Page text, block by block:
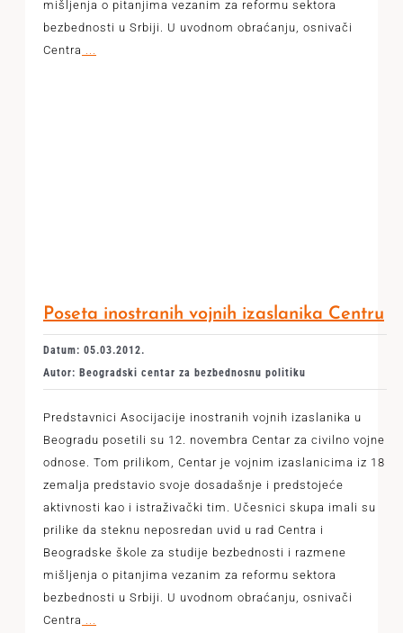
mišljenja o pitanjima vezanim za reformu sektora
bezbednosti u Srbiji. U uvodnom obraćanju, osnivači
Centra ...
Poseta inostranih vojnih izaslanika Centru
Datum: 05.03.2012.
Autor: Beogradski centar za bezbednosnu politiku
Predstavnici Asocijacije inostranih vojnih izaslanika u
Beogradu posetili su 12. novembra Centar za civilno vojne
odnose. Tom prilikom, Centar je vojnim izaslanicima iz 18
zemalja predstavio svoje dosadašnje i predstojeće
aktivnosti kao i istraživački tim. Učesnici skupa imali su
prilike da steknu neposredan uvid u rad Centra i
Beogradske škole za studije bezbednosti i razmene
mišljenja o pitanjima vezanim za reformu sektora
bezbednosti u Srbiji. U uvodnom obraćanju, osnivači
Centra ...